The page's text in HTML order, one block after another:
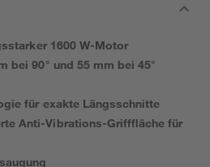
1600 W-Motor
bei 90° und 55 mm bei 45°
für exakte Längsschnitte
Anti-Vibrations-Grifffläche für